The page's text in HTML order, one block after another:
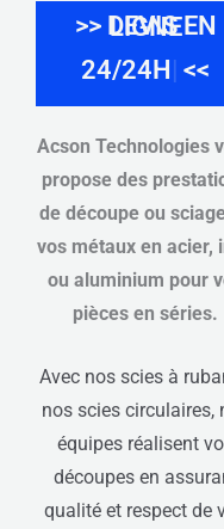
>> DEVIS EN LIGNE
GR <<
Acson Technologies
propose des
de découpe ou
vos métaux en acier,
ou aluminium pour
pièces en séries.
Avec nos scies à
nos scies circulaires,
équipes réalisent
découpes en
qualité et respect de